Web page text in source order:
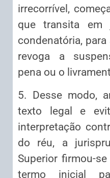
irrecorrível,
que transita em
condenatória,
revoga a
pena ou o
5. Desse modo,
texto legal e
interpretação
do réu, a
Superior firmou-
termo inicial